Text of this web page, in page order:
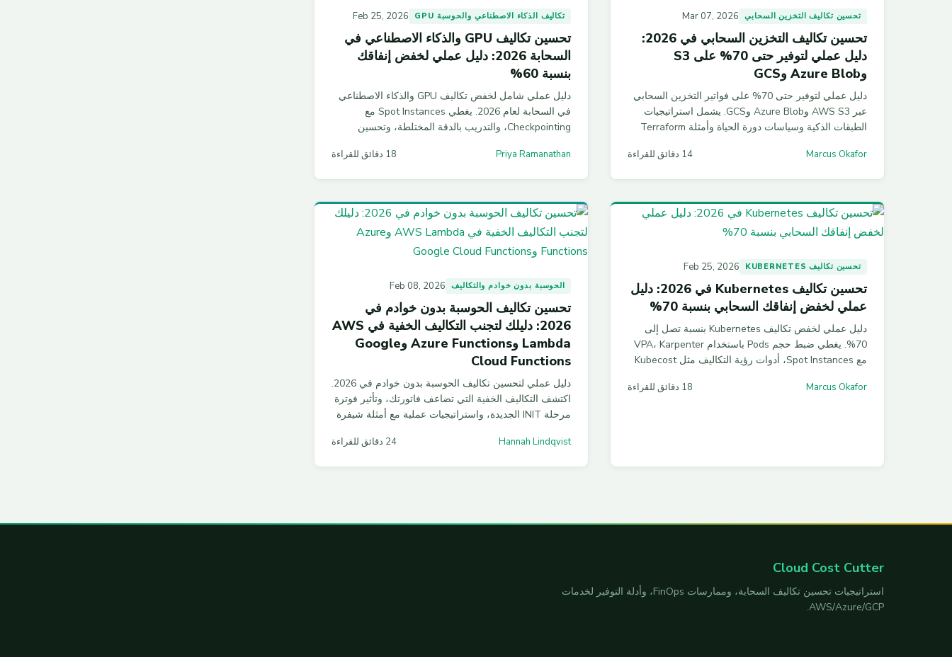
تحسين تكاليف التخزين السحابي Mar 07, 2026
تحسين تكاليف التخزين السحابي في 2026:
دليل عملي لتوفير حتى 70% على S3
وAzure Blob وGCS
دليل عملي لتوفير حتى 70% على فواتير التخزين السحابي
عبر AWS S3 وAzure Blob وGCS. يشمل استراتيجيات
الطبقات الذكية وسياسات دورة الحياة وأمثلة Terraform
Marcus Okafor 14 دقائق للقراءة
تكاليف الذكاء الاصطناعي والحوسبة GPU Feb 25, 2026
تحسين تكاليف GPU والذكاء الاصطناعي في
السحابة 2026: دليل عملي لخفض إنفاقك
بنسبة 60%
دليل عملي شامل لخفض تكاليف GPU والذكاء الاصطناعي
في السحابة لعام 2026. يغطي Spot Instances مع
Checkpointing، والتدريب بالدقة المختلطة، وتحسين
— مع أمثلة شيفرة برمجية جاهزة للتطبيق.
Priya Ramanathan 18 دقائق للقراءة
تحسين تكاليف KUBERNETES Feb 25, 2026
تحسين تكاليف Kubernetes في 2026: دليل
عملي لخفض إنفاقك السحابي بنسبة 70%
دليل عملي لخفض تكاليف Kubernetes بنسبة تصل إلى
70%. يغطي ضبط حجم Pods باستخدام VPA، Karpenter
مع Spot Instances، أدوات رؤية التكاليف مثل Kubecost
Marcus Okafor 18 دقائق للقراءة
الحوسبة بدون خوادم والتكاليف Feb 08, 2026
تحسين تكاليف الحوسبة بدون خوادم في
2026: دليلك لتجنب التكاليف الخفية في AWS
Lambda وAzure Functions وGoogle
Cloud Functions
دليل عملي لتحسين تكاليف الحوسبة بدون خوادم في 2026.
اكتشف التكاليف الخفية التي تضاعف فاتورتك، وتأثير فوترة
مرحلة INIT الجديدة، واستراتيجيات عملية مع أمثلة شيفرة
Hannah Lindqvist 24 دقائق للقراءة
Cloud Cost Cutter
استراتيجيات تحسين تكاليف السحابة، وممارسات FinOps، وأدلة التوفير لخدمات
AWS/Azure/GCP.